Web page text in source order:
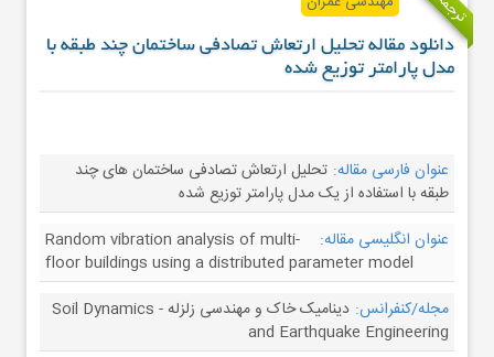
دانلود مقاله تحلیل ارتعاش تصادفی ساختمان چند طبقه با
مدل پارامتر توزیع شده
عنوان فارسی مقاله: تحلیل ارتعاش تصادفی ساختمان های چند
طبقه با استفاده از یک مدل پارامتر توزیع شده
عنوان انگلیسی مقاله:
Random vibration analysis of multi-
floor buildings using a distributed parameter model
مجله/کنفرانس:
دینامیک خاک و مهندسی زلزله - Soil Dynamics
and Earthquake Engineering